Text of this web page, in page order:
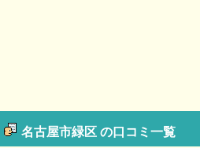
名古屋市緑区 の口コミ一覧